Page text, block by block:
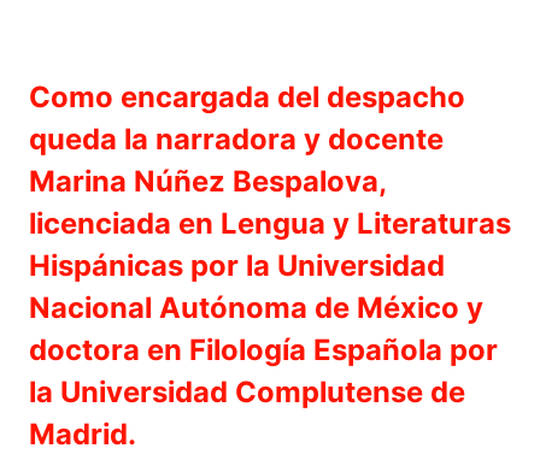
Como encargada del despacho
queda la narradora y docente
Marina Núñez Bespalova,
licenciada en Lengua y Literaturas
Hispánicas por la Universidad
Nacional Autónoma de México y
doctora en Filología Española por
la Universidad Complutense de
Madrid.